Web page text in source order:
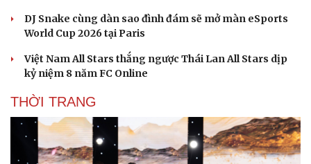
Văn hóa
Giải trí
DJ Snake cùng dàn sao đình đám sẽ mở màn eSports
World Cup 2026 tại Paris
Việt Nam All Stars thắng ngược Thái Lan All Stars dịp
kỷ niệm 8 năm FC Online
THỜI TRANG